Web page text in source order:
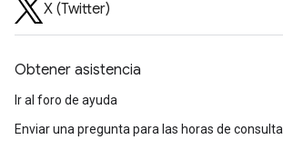
X (Twitter)
Obtener asistencia
Ir al foro de ayuda
Enviar una pregunta para las horas de consulta